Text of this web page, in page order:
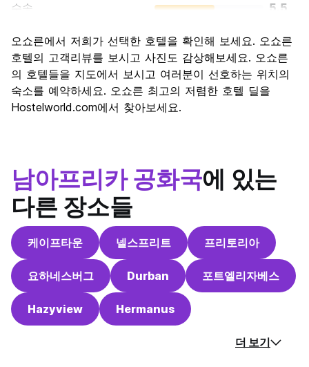
수송
5.5
문화
6.8
나이트 라이프
5.0
가격 대비 만족도
8.2
오쇼른에서 저희가 선택한 호텔을 확인해 보세요. 오쇼른
호텔의 고객리뷰를 보시고 사진도 감상해보세요. 오쇼른
의 호텔들을 지도에서 보시고 여러분이 선호하는 위치의
숙소를 예약하세요. 오쇼른 최고의 저렴한 호텔 딜을
Hostelworld.com에서 찾아보세요.
남아프리카 공화국에 있는
다른 장소들
케이프타운 넬스프리트 프리토리아
요하네스버그 Durban 포트엘리자베스
Hazyview Hermanus
더 보기